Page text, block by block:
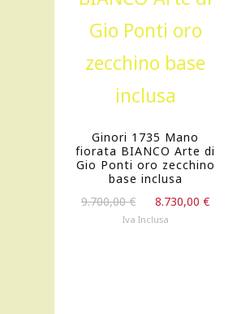
Ginori 1735 Mano
fiorata BIANCO Arte di
Gio Ponti oro zecchino
base inclusa
9.700,00€
prezzo
8.730,00€
Iva Inclusa